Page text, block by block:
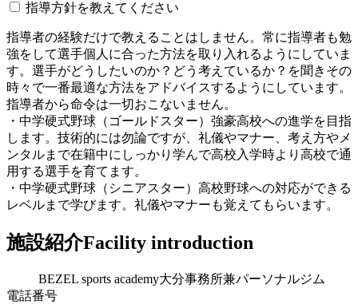
指導方針を教えてください
指導者の経験だけで教えることはしません。常に指導者も勉
強をして選手個人に合った方法を取り入れるようにしていま
す。選手がどうしたいのか？どう考えているか？を聞きその
時々で一番最適な方法をアドバイスするようにしています。
指導者から命令は一切おこないません。
・中学硬式野球（ゴールドスター）強豪高校への進学を目指
します。技術的には勿論ですが、礼儀やマナー、考え方やメ
ンタルまで在籍中にしっかり学んで高校入学時より高校で通
用する選手を育てます。
・中学硬式野球（シニアスター）高校野球への対応ができる
レベルまで学びます。礼儀やマナーも覚えてもらいます。
施設紹介Facility introduction
BEZEL sports academy大分事務所兼パーソナルジム
電話番号